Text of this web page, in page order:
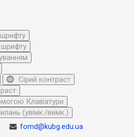
шрифту
Сірий контраст
Клавіатури
(увімк./вимк.)
fomd@kubg.edu.ua